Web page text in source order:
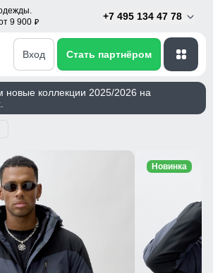
9 900 p
+7 495 134 47 78
Вход Стать партнёром
коллекции 2025/2026 на
Новинка